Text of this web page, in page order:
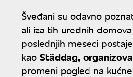
Šveđani su odavno
ali iza tih urednih
poslednjih meseci
kao Städdag,
promeni pogled na